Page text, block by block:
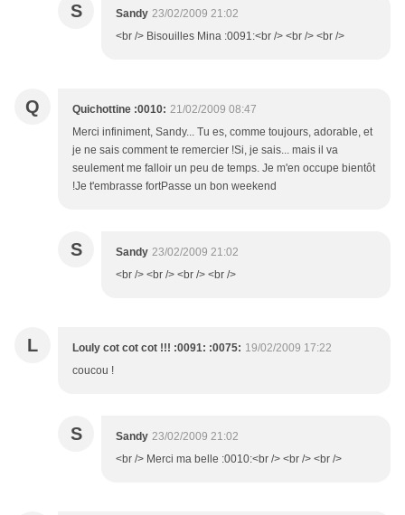
S Sandy 23/02/2009 21:02
<br /> Bisouilles Mina :0091:<br /> <br /> <br />
Q Quichottine :0010: 21/02/2009 08:47
Merci infiniment, Sandy... Tu es, comme toujours, adorable, et
je ne sais comment te remercier !Si, je sais... mais il va
seulement me falloir un peu de temps. Je m'en occupe bientôt
!Je t'embrasse fortPasse un bon weekend
S Sandy 23/02/2009 21:02
<br /> <br /> <br /> <br />
L Louly cot cot cot !!! :0091: :0075: 19/02/2009 17:22
coucou !
S Sandy 23/02/2009 21:02
<br /> Merci ma belle :0010:<br /> <br /> <br />